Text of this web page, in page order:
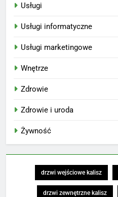
Usługi
Usługi informatyczne
Usługi marketingowe
Wnętrze
Zdrowie
Zdrowie i uroda
Żywność
drzwi wejściowe kalisz
drzwi zewnętrzne kalisz